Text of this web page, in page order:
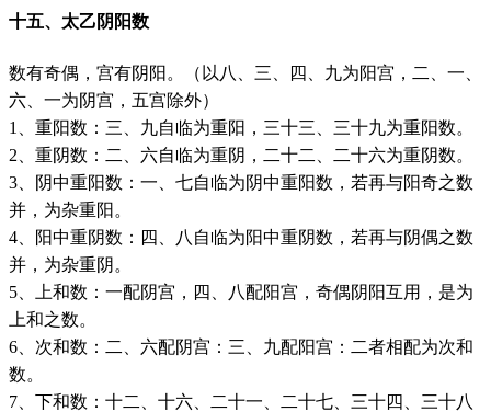
十五、太乙阴阳数
数有奇偶，宫有阴阳。（以八、三、四、九为阳宫，二、一、
六、一为阴宫，五宫除外）
1、重阳数：三、九自临为重阳，三十三、三十九为重阳数。
2、重阴数：二、六自临为重阴，二十二、二十六为重阴数。
3、阴中重阳数：一、七自临为阴中重阳数，若再与阳奇之数
并，为杂重阳。
4、阳中重阴数：四、八自临为阳中重阴数，若再与阴偶之数
并，为杂重阴。
5、上和数：一配阴宫，四、八配阳宫，奇偶阴阳互用，是为
上和之数。
6、次和数：二、六配阴宫：三、九配阳宫：二者相配为次和
数。
7、下和数：十二、十六、二十一、二十七、三十四、三十八